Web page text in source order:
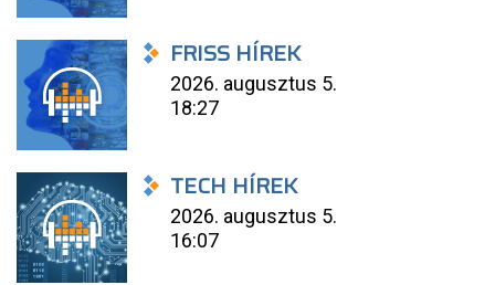
FRISS HÍREK
2026. augusztus 5.
18:27
TECH HÍREK
2026. augusztus 5.
16:07